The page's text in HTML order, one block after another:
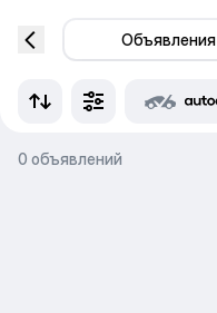
Объявления
0 объявлений